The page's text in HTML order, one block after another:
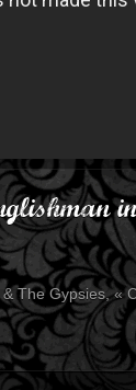
The Gypsies, «